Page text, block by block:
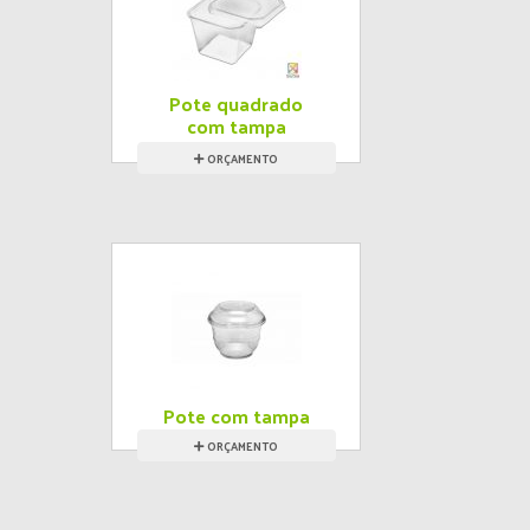
Pote quadrado
com tampa
ORÇAMENTO
Pote com tampa
mix
ORÇAMENTO